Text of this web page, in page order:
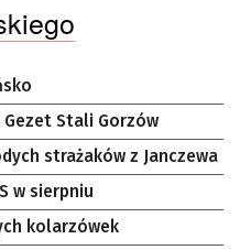
Stali Gorzów
strażaków z Janczewa
w sierpniu
kolarzówek